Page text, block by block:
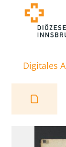
Digitales